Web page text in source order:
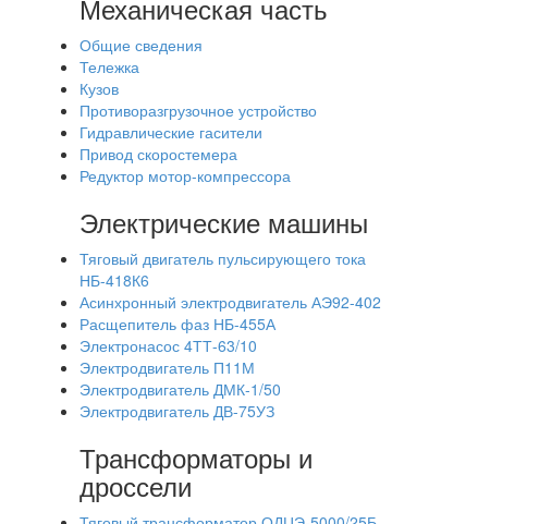
Механическая часть
Общие сведения
Тележка
Кузов
Противоразгрузочное устройство
Гидравлические гасители
Привод скоростемера
Редуктор мотор-компрессора
Электрические машины
Тяговый двигатель пульсирующего тока
НБ-418К6
Асинхронный электродвигатель АЭ92-402
Расщепитель фаз НБ-455А
Электронасос 4ТТ-63/10
Электродвигатель П11М
Электродвигатель ДМК-1/50
Электродвигатель ДВ-75УЗ
Трансформаторы и
дроссели